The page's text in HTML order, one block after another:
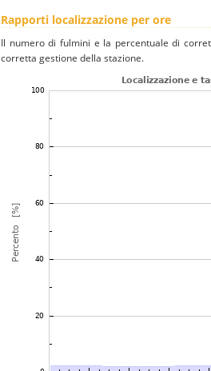
Rapporti localizzazione per ore
Il numero di fulmini e la percentuale di
corretta gestione della stazione.